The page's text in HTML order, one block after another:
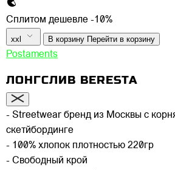
Сплитом дешевле -10%
xxl В корзину Перейти в корзину
Postaments
ЛОНГСЛИВ BERESTA
- Streetwear бренд из Москвы с
скетйбординге
- 100% хлопок плотностью 220гр
- Свободный крой